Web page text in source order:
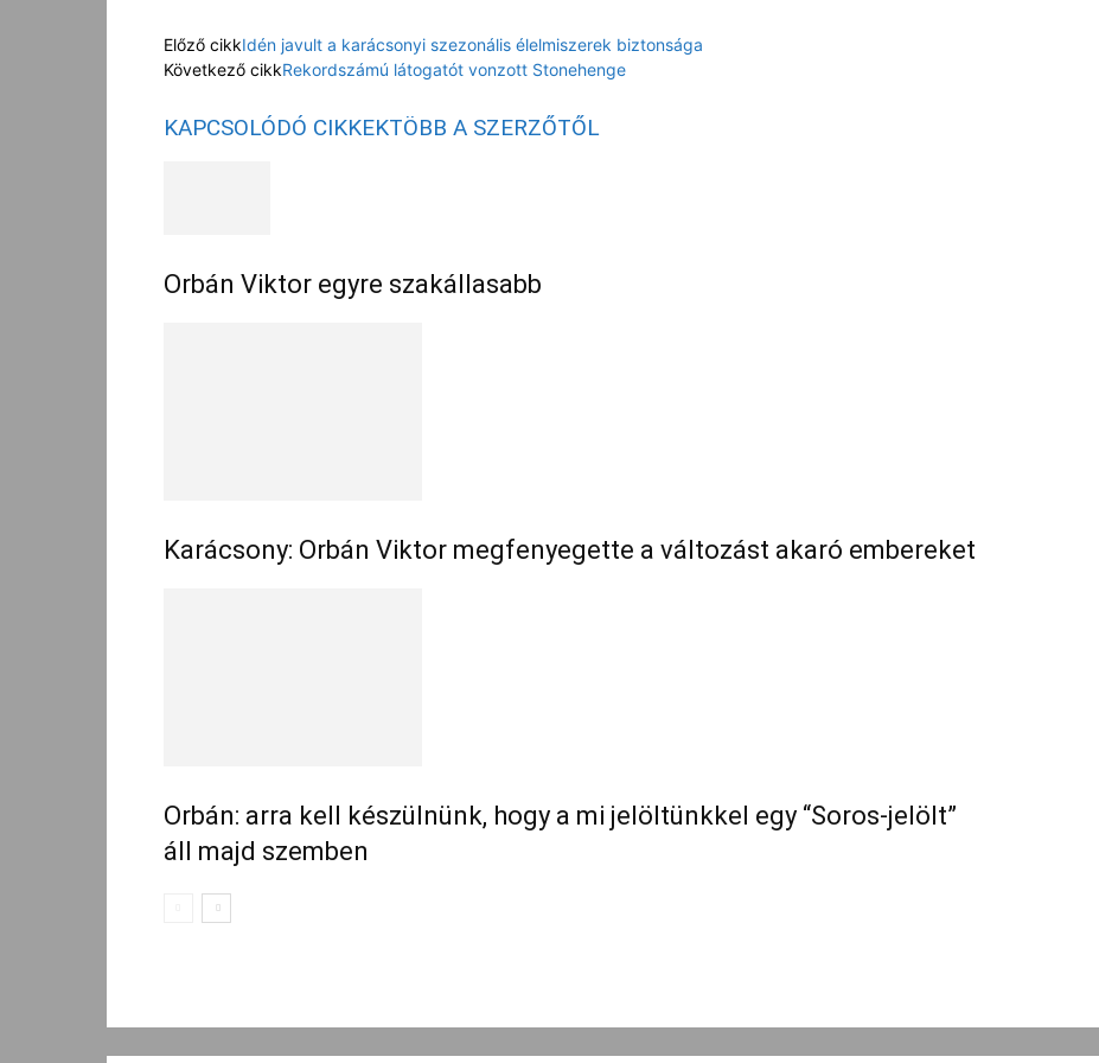
Előző cikkIdén javult a karácsonyi szezonális élelmiszerek biztonsága
Következő cikkRekordszámú látogatót vonzott Stonehenge
KAPCSOLÓDÓ CIKKEKTÖBB A SZERZŐTŐL
Orbán Viktor egyre szakállasabb
Karácsony: Orbán Viktor megfenyegette a változást akaró embereket
Orbán: arra kell készülnünk, hogy a mi jelöltünkkel egy “Soros-jelölt”
áll majd szemben